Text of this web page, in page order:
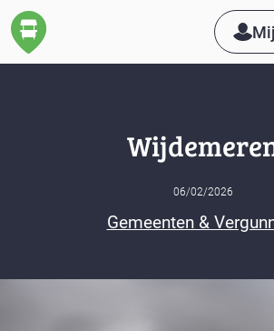
06/02/2026
Gemeenten &